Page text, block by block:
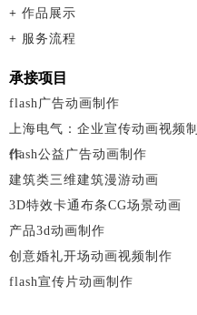
+ 作品展示
+ 服务流程
承接项目
flash广告动画制作
上海电气：企业宣传动画视频制
作
flash公益广告动画制作
建筑类三维建筑漫游动画
3D特效卡通布条CG场景动画
产品3d动画制作
创意婚礼开场动画视频制作
flash宣传片动画制作